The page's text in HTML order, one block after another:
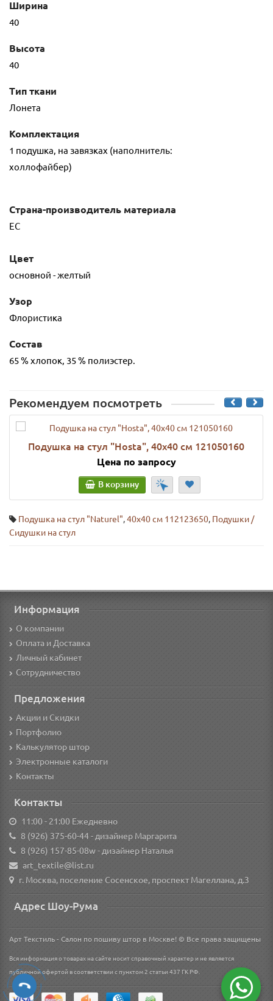
Ширина
40
Высота
40
Тип ткани
Лонета
Комплектация
1 подушка, на завязках (наполнитель:
холлофайбер)
Страна-производитель материала
ЕС
Цвет
основной - желтый
Узор
Флористика
Состав
65 % хлопок, 35 % полиэстер.
Рекомендуем посмотреть
Подушка на стул "Нosta", 40х40 см 121050160
Цена по запросу
В корзину
Подушка на стул "Naturel",40х40 см 112123650, Подушки /
Сидушки на стул
Информация
О компании
Оплата и Доставка
Личный кабинет
Сотрудничество
Предложения
Акции и Скидки
Портфолио
Калькулятор штор
Электронные каталоги
Контакты
Контакты
11:00 - 21:00 Ежедневно
8 (926) 375-60-44- дизайнер Маргарита
8 (926) 157-85-08w- дизайнер Наталья
art_textile@list.ru
г. Москва, поселение Сосенское, проспект Магеллана, д.3
Адрес Шоу-Рума
Арт Текстиль - Салон по пошиву штор в Москве! © Все права защищены
Вся информация о товарах на сайте носит справочный характер и не является
публичной офертой в соответствии с пунктом 2 статьи 437 ГК РФ.